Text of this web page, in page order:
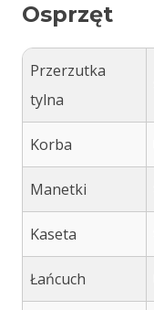
Osprzęt
Przerzutka
tylna
Korba
Manetki
Kaseta
Łańcuch